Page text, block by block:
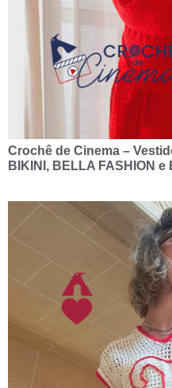
Crochê de Cinema –
BIKINI, BELLA FASHION e